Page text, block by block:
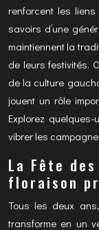
renforcent les
savoirs d’une
maintiennent la
de leurs festivités.
de la culture
jouent un rôle
Explorez
vibrer les
La Fête
floraison
Tous les deux
transforme en un